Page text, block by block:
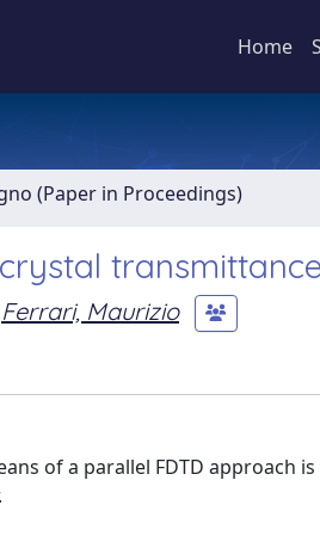
Home
(Paper in Proceedings)
transmittance
Ferrari, Maurizio
of a parallel FDTD approach